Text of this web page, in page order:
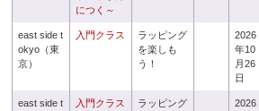
につく～
east side t
okyo（東
京）
入門クラス
ラッピング
を楽しも
う！
2026
年10
月26
日
east side t
入門クラス
ラッピング
2026